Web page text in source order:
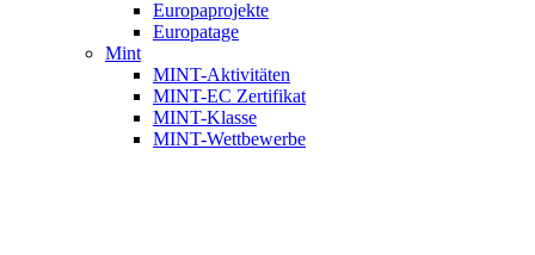
Europaprojekte
Europatage
Mint
MINT-Aktivitäten
MINT-EC Zertifikat
MINT-Klasse
MINT-Wettbewerbe